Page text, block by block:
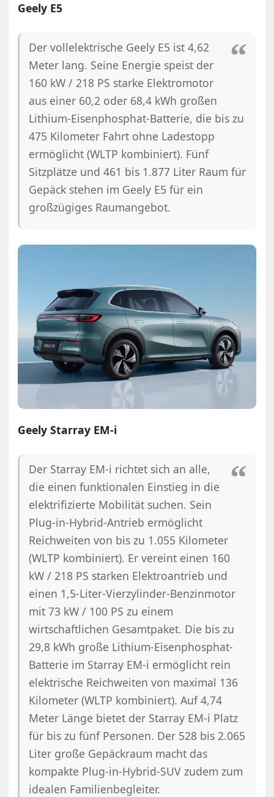
Geely E5
Der vollelektrische Geely E5 ist 4,62
Meter lang. Seine Energie speist der
160 kW / 218 PS starke Elektromotor
aus einer 60,2 oder 68,4 kWh großen
Lithium-Eisenphosphat-Batterie, die bis zu
475 Kilometer Fahrt ohne Ladestopp
ermöglicht (WLTP kombiniert). Fünf
Sitzplätze und 461 bis 1.877 Liter Raum für
Gepäck stehen im Geely E5 für ein
großzügiges Raumangebot.
Geely Starray EM-i
Der Starray EM-i richtet sich an alle,
die einen funktionalen Einstieg in die
elektrifizierte Mobilität suchen. Sein
Plug-in-Hybrid-Antrieb ermöglicht
Reichweiten von bis zu 1.055 Kilometer
(WLTP kombiniert). Er vereint einen 160
kW / 218 PS starken Elektroantrieb und
einen 1,5-Liter-Vierzylinder-Benzinmotor
mit 73 kW / 100 PS zu einem
wirtschaftlichen Gesamtpaket. Die bis zu
29,8 kWh große Lithium-Eisenphosphat-
Batterie im Starray EM-i ermöglicht rein
elektrische Reichweiten von maximal 136
Kilometer (WLTP kombiniert). Auf 4,74
Meter Länge bietet der Starray EM-i Platz
für bis zu fünf Personen. Der 528 bis 2.065
Liter große Gepäckraum macht das
kompakte Plug-in-Hybrid-SUV zudem zum
idealen Familienbegleiter.